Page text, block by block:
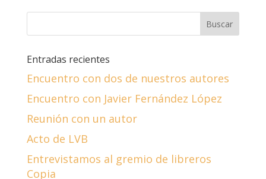
Entradas recientes
Encuentro con dos de nuestros autores
Encuentro con Javier Fernández López
Reunión con un autor
Acto de LVB
Entrevistamos al gremio de libreros
Copia